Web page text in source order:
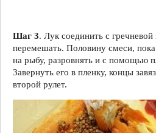
Шаг 3. Лук соединить с
перемешать. Половину смеси,
на рыбу, разровнять и с помощью
Завернуть его в пленку, концы
второй рулет.